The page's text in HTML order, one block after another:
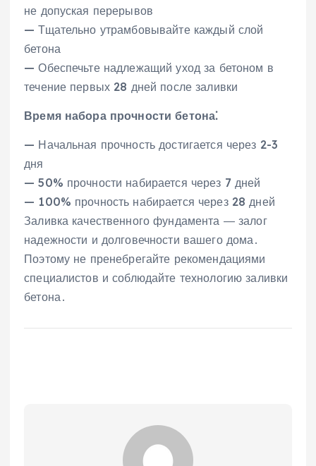
не допуская перерывов
— Тщательно утрамбовывайте каждый слой
бетона
— Обеспечьте надлежащий уход за бетоном в
течение первых 28 дней после заливки
Время набора прочности бетона⁚
— Начальная прочность достигается через 2-3
дня
— 50% прочности набирается через 7 дней
— 100% прочность набирается через 28 дней
Заливка качественного фундамента ― залог
надежности и долговечности вашего дома․
Поэтому не пренебрегайте рекомендациями
специалистов и соблюдайте технологию заливки
бетона․